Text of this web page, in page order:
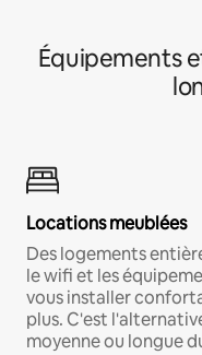
Équipements
Locations meublées
Des logements
le wifi et les
vous installer
plus. C'est
moyenne ou longue